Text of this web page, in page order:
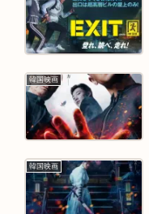
韓国映画
韓国映画